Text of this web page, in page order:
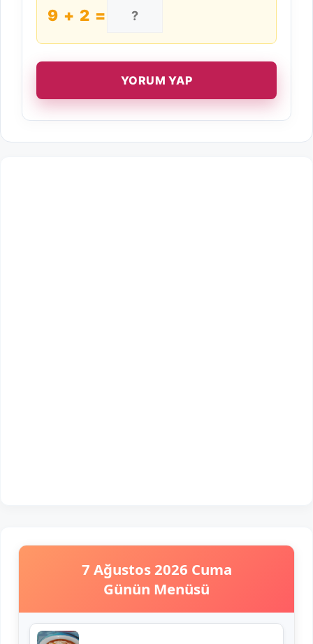
9 + 2 =
7 Ağustos 2026 Cuma
Günün Menüsü